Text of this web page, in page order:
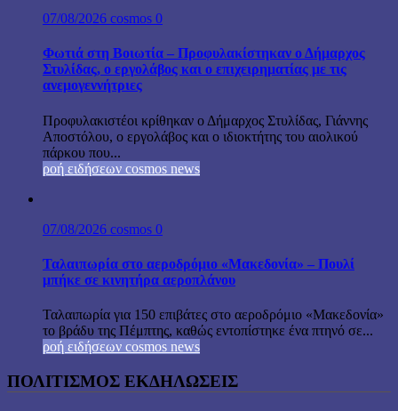
07/08/2026 cosmos 0
Φωτιά στη Βοιωτία – Προφυλακίστηκαν ο Δήμαρχος
Στυλίδας, ο εργολάβος και ο επιχειρηματίας με τις
ανεμογεννήτριες
Προφυλακιστέοι κρίθηκαν ο Δήμαρχος Στυλίδας, Γιάννης
Αποστόλου, ο εργολάβος και ο ιδιοκτήτης του αιολικού
πάρκου που...
ροή ειδήσεων cosmos news
07/08/2026 cosmos 0
Ταλαιπωρία στο αεροδρόμιο «Μακεδονία» – Πουλί
μπήκε σε κινητήρα αεροπλάνου
Ταλαιπωρία για 150 επιβάτες στο αεροδρόμιο «Μακεδονία»
το βράδυ της Πέμπτης, καθώς εντοπίστηκε ένα πτηνό σε...
ροή ειδήσεων cosmos news
ΠΟΛΙΤΙΣΜΟΣ ΕΚΔΗΛΩΣΕΙΣ